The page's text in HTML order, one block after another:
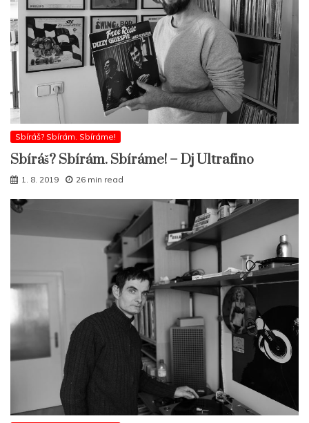
Sbíráš? Sbírám. Sbíráme!
Sbíráš? Sbírám. Sbíráme! – Dj Ultrafino
1. 8. 2019 26 min read